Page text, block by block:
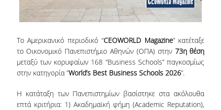
ΜΗΝΥΜΑ ΤΗΣ
ΚΟΣΜΗΤΟΡΟΣ
ΔΙΟΙΚΗΣΗ
ΟΡΑΜΑ - ΑΞΙΕΣ
ΔΥΝΑΜΙΚΟ
Το Αμερικανικό περιοδικό “CEOWORLD Magazine” κατέταξε
το Οικονομικό Πανεπιστήμιο Αθηνών (ΟΠΑ) στην 73ηθέση
μεταξύ των κορυφαίων 168 “Business Schools” παγκοσμίως
στην κατηγορία ”World’s Best Business Schools 2026”.
Η κατάταξη των Πανεπιστημίων βασίστηκε στα ακόλουθα
επτά κριτήρια: 1) Ακαδημαϊκή φήμη (Academic Reputation),